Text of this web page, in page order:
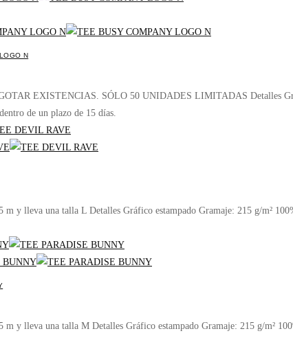
N
EXISTENCIAS. SÓLO 50 UNIDADES LIMITADAS Detalles
de un plazo de 15 días.
m y lleva una talla L Detalles Gráfico estampado Gramaje: 215 g/m²
m y lleva una talla M Detalles Gráfico estampado Gramaje: 215 g/m²